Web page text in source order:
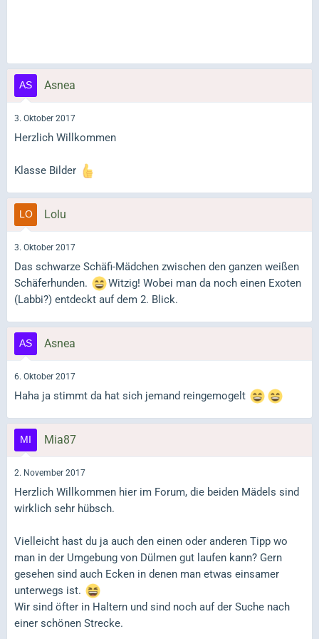
Asnea
3. Oktober 2017
Herzlich Willkommen
Klasse Bilder
Lolu
3. Oktober 2017
Das schwarze Schäfi-Mädchen zwischen den ganzen weißen
Schäferhunden.
Witzig! Wobei man da noch einen Exoten
(Labbi?) entdeckt auf dem 2. Blick.
Asnea
6. Oktober 2017
Haha ja stimmt da hat sich jemand reingemogelt
Mia87
2. November 2017
Herzlich Willkommen hier im Forum, die beiden Mädels sind
wirklich sehr hübsch.
Vielleicht hast du ja auch den einen oder anderen Tipp wo
man in der Umgebung von Dülmen gut laufen kann? Gern
gesehen sind auch Ecken in denen man etwas einsamer
unterwegs ist.
Wir sind öfter in Haltern und sind noch auf der Suche nach
einer schönen Strecke.